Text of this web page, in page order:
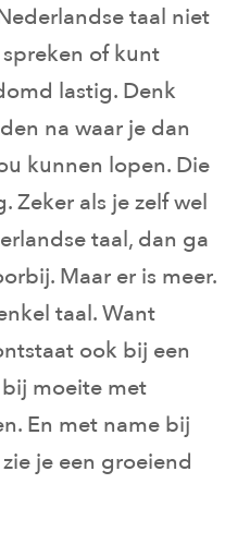
taal niet
of kunt
lastig. Denk
na waar je dan
kunnen lopen. Die
Zeker als je zelf wel
taal, dan ga
Maar er is meer.
taal. Want
ook bij een
moeite met
En met name bij
je een groeiend